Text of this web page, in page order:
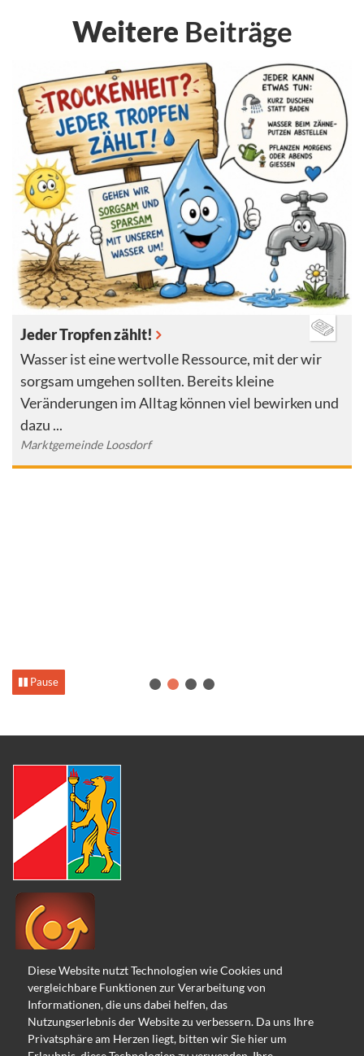
Diese Website nutzt Technologien wie Cookies und
vergleichbare Funktionen zur Verarbeitung von
Informationen, die uns dabei helfen, das
Nutzungserlebnis der Website zu verbessern. Da uns Ihre
Privatsphäre am Herzen liegt, bitten wir Sie hier um
Weitere Beiträge
Jeder Tropfen zählt!
Wasser ist eine wertvolle Ressource, mit der wir
sorgsam umgehen sollten. Bereits kleine
Veränderungen im Alltag können viel bewirken und
dazu ...
Marktgemeinde Loosdorf
1 2 3 4
Pause